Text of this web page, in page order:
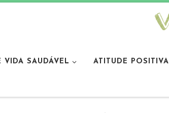
VIDA SAUDÁVEL ATITUDE POSITIVA